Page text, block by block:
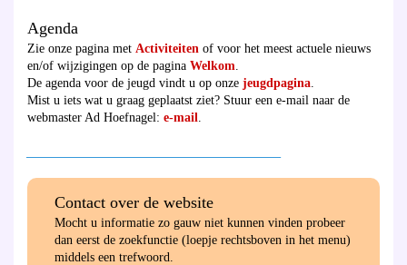
Agenda
Zie onze pagina met Activiteiten of voor het meest actuele nieuws
en/of wijzigingen op de pagina Welkom
De agenda voor de jeugd vindt u op onze jeugdpagina
Mist u iets wat u graag geplaatst ziet? Stuur een e-mail naar de
webmaster Ad Hoefnagel: e-mail
Contact over de website
Mocht u informatie zo gauw niet kunnen vinden probeer
dan eerst de zoekfunctie (loepje rechtsboven in het menu)
middels een trefwoord.